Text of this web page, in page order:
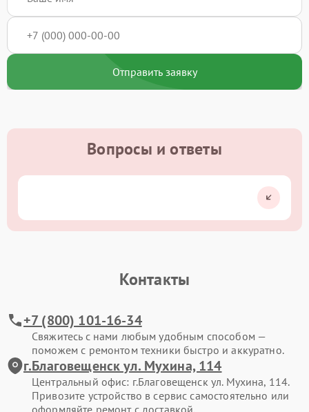
Отправить заявку
Вопросы и ответы
Контакты
+7 (800) 101-16-34
Свяжитесь с нами любым удобным способом —
поможем с ремонтом техники быстро и аккуратно.
г.Благовещенск ул. Мухина, 114
Центральный офис: г.Благовещенск ул. Мухина, 114.
Привозите устройство в сервис самостоятельно или
оформляйте ремонт с доставкой.